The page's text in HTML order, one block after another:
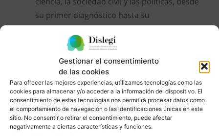
Gestionar el consentimiento
de las cookies
Para ofrecer las mejores experiencias, utilizamos tecnologías como las
cookies para almacenar y/o acceder a la información del dispositivo. El
consentimiento de estas tecnologías nos permitirá procesar datos como
el comportamiento de navegación o las identificaciones únicas en este
sitio. No consentir o retirar el consentimiento, puede afectar
negativamente a ciertas características y funciones.
su primer diagnóstico hasta su
reconocimiento actual y generalizado en la
educación del Reino Unido. Proyecto
realizado en colaboración con
Department of
Experimental Psychology
Historyy laUniversity of Oxford